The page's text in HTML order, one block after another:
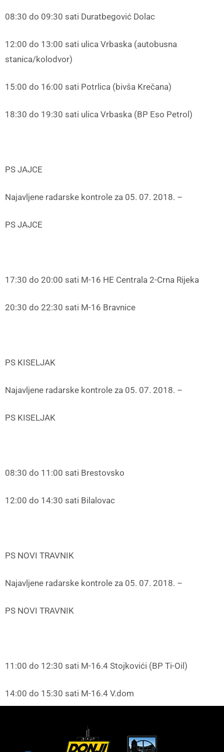
08:30 do 09:30 sati Duratbegović Dolac
12:00 do 13:00 sati ulica Vrbaska (autobusna
stanica/kolodvor)
15:00 do 16:00 sati Potrlica (bivša Krečana)
18:30 do 19:30 sati ulica Vrbaska (BP Eso Petrol)
PS JAJCE
Najavljene radarske kontrole za 05. 07. 2018. –
PS JAJCE
17:30 do 20:00 sati M-16 HE Centrala 2-Crna Rijeka
20:30 do 22:30 sati M-16 Bravnice
PS KISELJAK
Najavljene radarske kontrole za 05. 07. 2018. –
PS KISELJAK
08:30 do 11:00 sati Brestovsko
12:00 do 14:30 sati Bilalovac
PS NOVI TRAVNIK
Najavljene radarske kontrole za 05. 07. 2018. –
PS NOVI TRAVNIK
11:00 do 12:30 sati M-16.4 Stojkovići (BP Ti-Oil)
14:00 do 15:30 sati M-16.4 V.dom